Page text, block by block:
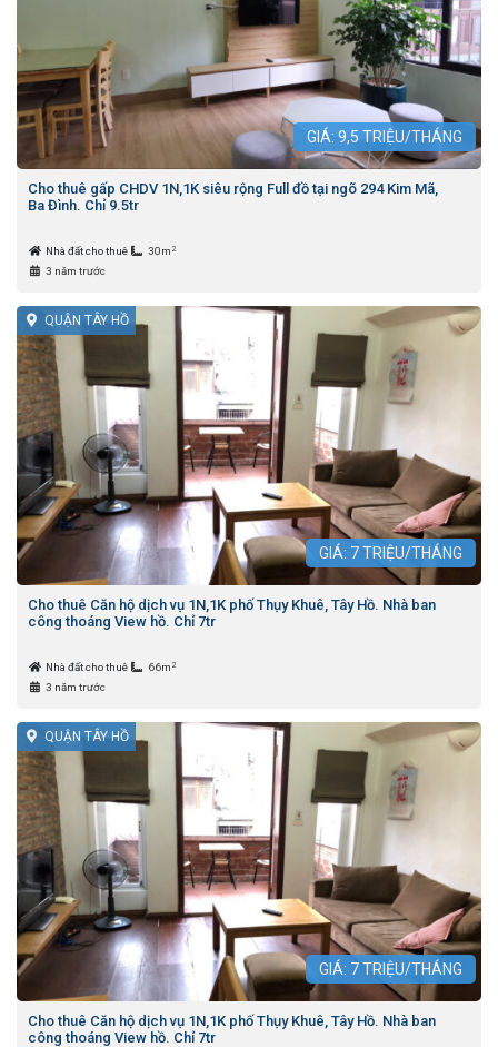
GIÁ: 9,5 TRIỆU/THÁNG
Cho thuê gấp CHDV 1N,1K siêu rộng Full đồ tại ngõ 294 Kim Mã,
Ba Đình. Chỉ 9.5tr
Nhà đất cho thuê 30m 2
3 năm trước
QUẬN TÂY HỒ
GIÁ: 7TRIỆU/THÁNG
Cho thuê Căn hộ dịch vụ 1N,1K phố Thụy Khuê, Tây Hồ. Nhà ban
công thoáng View hồ. Chỉ 7tr
Nhà đất cho thuê 66m 2
3 năm trước
QUẬN TÂY HỒ
GIÁ: 7TRIỆU/THÁNG
Cho thuê Căn hộ dịch vụ 1N,1K phố Thụy Khuê, Tây Hồ. Nhà ban
công thoáng View hồ. Chỉ 7tr